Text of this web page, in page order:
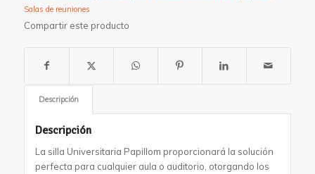
Salas de reuniones
Compartir este producto
Descripción
Descripción
La silla Universitaria Papillom proporcionará la solución
perfecta para cualquier aula o auditorio, otorgando los